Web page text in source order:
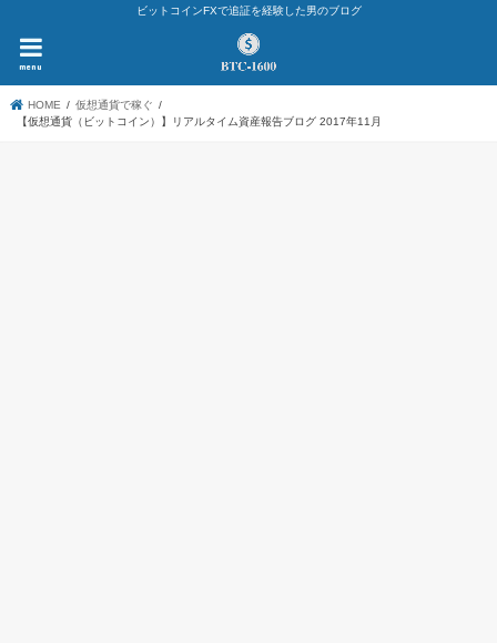
ビットコインFXで追証を経験した男のブログ
menu
HOME
仮想通貨で稼ぐ
【仮想通貨（ビットコイン）】リアルタイム資産報告ブログ 2017年11月